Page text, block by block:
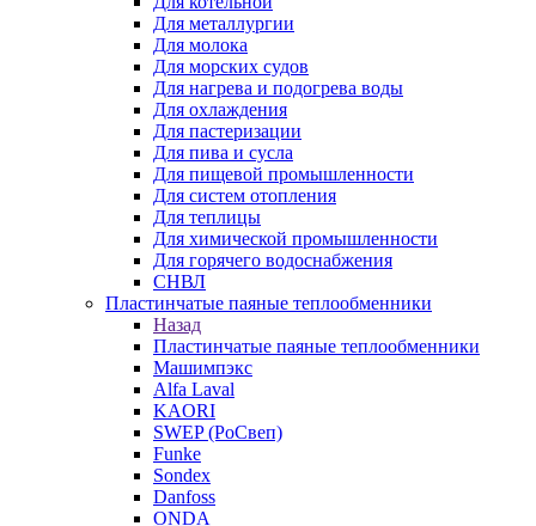
Для металлургии
Для молока
Для морских судов
Для нагрева и подогрева воды
Для охлаждения
Для пастеризации
Для пива и сусла
Для пищевой промышленности
Для систем отопления
Для теплицы
Для химической промышленности
Для горячего водоснабжения
СНВЛ
Пластинчатые паяные теплообменники
Назад
Пластинчатые паяные теплообменники
Машимпэкс
Alfa Laval
KAORI
SWEP (РоСвеп)
Funke
Sondex
Danfoss
ONDA